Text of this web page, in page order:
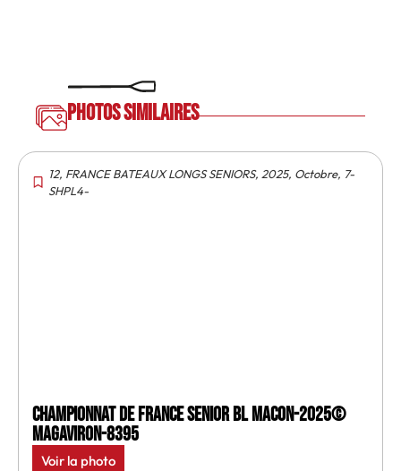
Photos similaires
12, FRANCE BATEAUX LONGS SENIORS, 2025, Octobre, 7-
SHPL4-
Championnat de France senior BL Macon-2025©
MagAviron-8395
Voir la photo